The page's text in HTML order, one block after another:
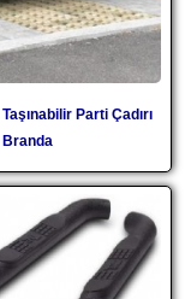
Parti Çadırı
Branda